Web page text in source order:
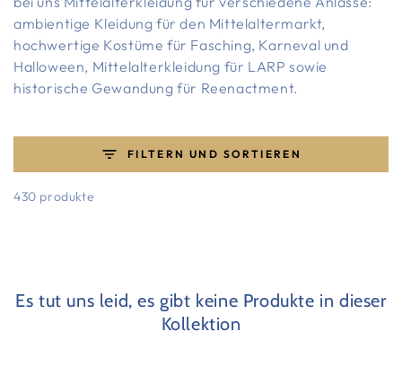
ambientige Kleidung für den Mittelaltermarkt,
hochwertige Kostüme für Fasching, Karneval und
Halloween, Mittelalterkleidung für LARP sowie
historische Gewandung für Reenactment.
FILTERN UND SORTIEREN
430 produkte
Es tut uns leid, es gibt keine Produkte in dieser
Kollektion